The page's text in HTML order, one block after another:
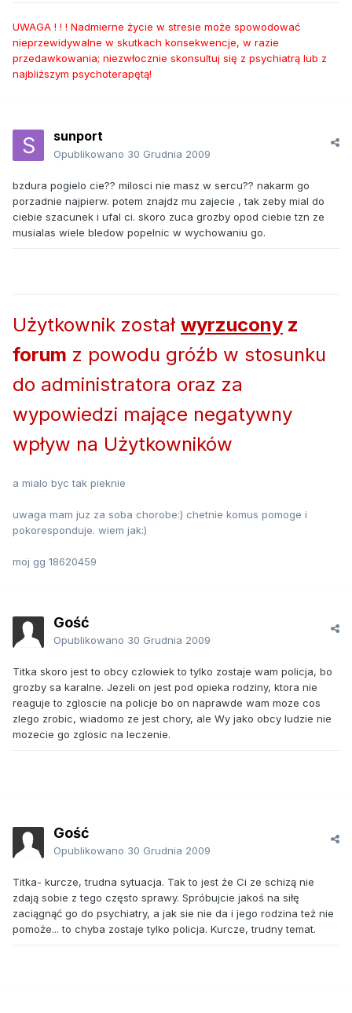
UWAGA ! ! ! Nadmierne życie w stresie może spowodować
nieprzewidywalne w skutkach konsekwencje, w razie
przedawkowania; niezwłocznie skonsultuj się z psychiatrą lub z
najbliższym psychoterapętą!
sunport
Opublikowano 30 Grudnia 2009
bzdura pogielo cie?? milosci nie masz w sercu?? nakarm go
porzadnie najpierw. potem znajdz mu zajecie , tak zeby mial do
ciebie szacunek i ufal ci. skoro zuca grozby opod ciebie tzn ze
musialas wiele bledow popelnic w wychowaniu go.
Użytkownik został wyrzucony z
forum z powodu gróźb w stosunku
do administratora oraz za
wypowiedzi mające negatywny
wpływ na Użytkowników
a mialo byc tak pieknie
uwaga mam juz za soba chorobe:) chetnie komus pomoge i
pokoresponduje. wiem jak:)
moj gg 18620459
Gość
Opublikowano 30 Grudnia 2009
Titka skoro jest to obcy czlowiek to tylko zostaje wam policja, bo
grozby sa karalne. Jezeli on jest pod opieka rodziny, ktora nie
reaguje to zgloscie na policje bo on naprawde wam moze cos
zlego zrobic, wiadomo ze jest chory, ale Wy jako obcy ludzie nie
mozecie go zglosic na leczenie.
Gość
Opublikowano 30 Grudnia 2009
Titka- kurcze, trudna sytuacja. Tak to jest że Ci ze schizą nie
zdają sobie z tego często sprawy. Spróbujcie jakoś na siłę
zaciągnąć go do psychiatry, a jak sie nie da i jego rodzina też nie
pomoże... to chyba zostaje tylko policja. Kurcze, trudny temat.